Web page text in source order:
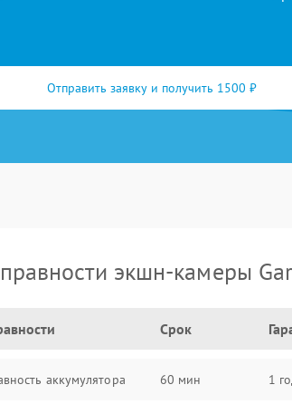
Отправить заявку и получить 1500 ₽
экшн-камеры
Срок
аккумулятора 60 мин 1